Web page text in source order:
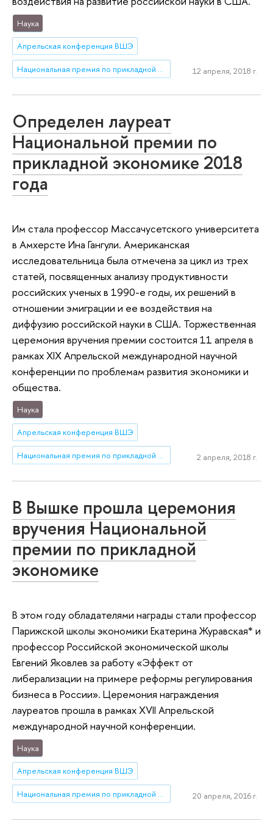
Наука
Апрельская конференция ВШЭ
Национальная премия по прикладной экономике 12 апреля, 2018 г.
Определен лауреат
Национальной премии по
прикладной экономике 2018
года
Им стала профессор Массачусетского университета
в Амхерсте Ина Гангули. Американская
исследовательница была отмечена за цикл из трех
статей, посвященных анализу продуктивности
российских ученых в 1990-е годы, их решений в
отношении эмиграции и ее воздействия на
диффузию российской науки в США. Торжественная
церемония вручения премии состоится 11 апреля в
рамках XIX Апрельской международной научной
конференции по проблемам развития экономики и
общества.
Наука
Апрельская конференция ВШЭ
Национальная премия по прикладной экономике 2 апреля, 2018 г.
В Вышке прошла церемония
вручения Национальной
премии по прикладной
экономике
В этом году обладателями награды стали профессор
Парижской школы экономики Екатерина Журавская* и
профессор Российской экономической школы
Евгений Яковлев за работу «Эффект от
либерализации на примере реформы регулирования
бизнеса в России». Церемония награждения
лауреатов прошла в рамках XVII Апрельской
международной научной конференции.
Наука
Апрельская конференция ВШЭ
Национальная премия по прикладной экономике 20 апреля, 2016 г.